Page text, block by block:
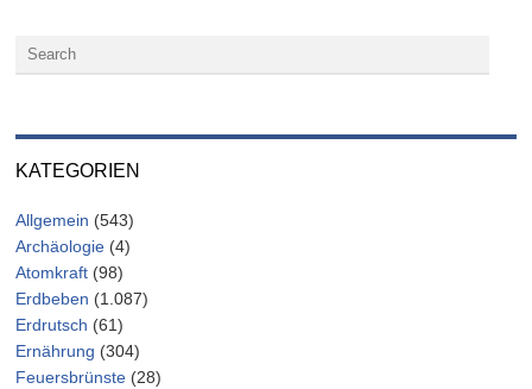
KATEGORIEN
Allgemein (543)
Archäologie (4)
Atomkraft (98)
Erdbeben (1.087)
Erdrutsch (61)
Ernährung (304)
Feuersbrünste (28)